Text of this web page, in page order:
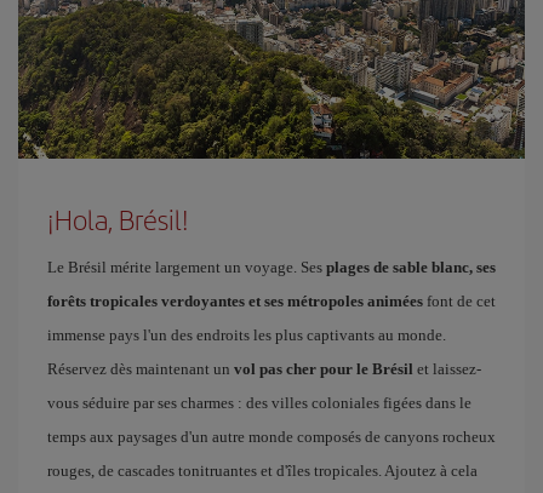
¡Hola, Brésil!
Le Brésil mérite largement un voyage. Ses plages de sable blanc, ses
forêts tropicales verdoyantes et ses métropoles animées font de cet
immense pays l'un des endroits les plus captivants au monde.
Réservez dès maintenant un vol pas cher pour le Brésil et laissez-
vous séduire par ses charmes : des villes coloniales figées dans le
temps aux paysages d'un autre monde composés de canyons rocheux
rouges, de cascades tonitruantes et d'îles tropicales. Ajoutez à cela